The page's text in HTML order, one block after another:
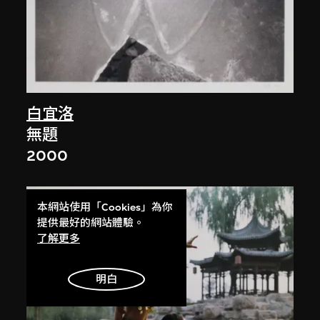
白宜洛
無題
2000
本網站使用「Cookies」為你
提供最好的網站體驗。
了解更多
明白